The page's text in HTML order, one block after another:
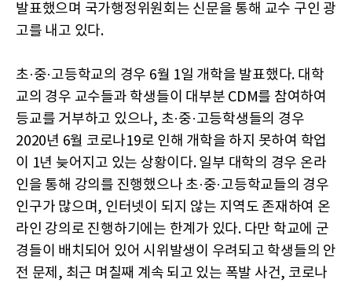
발표했으며 국가행정위원회는 신문을 통해 교수 구인 광
고를 내고 있다.
초·중·고등학교의 경우 6월 1일 개학을 발표했다. 대학
교의 경우 교수들과 학생들이 대부분 CDM를 참여하여
등교를 거부하고 있으나, 초·중·고등학생들의 경우
2020년 6월 코로나19로 인해 개학을 하지 못하여 학업
이 1년 늦어지고 있는 상황이다. 일부 대학의 경우 온라
인을 통해 강의를 진행했으나 초·중·고등학교들의 경우
인구가 많으며, 인터넷이 되지 않는 지역도 존재하여 온
라인 강의로 진행하기에는 한계가 있다. 다만 학교에 군
경들이 배치되어 있어 시위발생이 우려되고 학생들의 안
전 문제, 최근 며칠째 계속 되고 있는 폭발 사건, 코로나